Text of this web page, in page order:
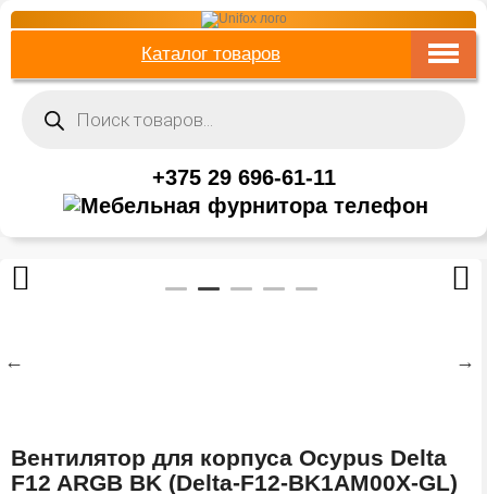
Каталог товаров
товаров
+375 29 696-61-11
Вентилятор для корпуса Ocypus Delta
F12 ARGB BK (Delta-F12-BK1AM00X-GL)